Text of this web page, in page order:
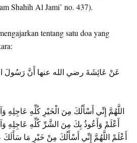
Shahih Al Jami’ no. 437).
tentang satu doa yang
اللَّهُمَّ إِنِّي أَسْأَلُكَ مِنَ الْخَيْرِ كُلِّهِ عَاجِلِهِ
أَعْلَمْ وَأَعُوذُ بِكَ مِنَ الشَّرِّ كُلِّهِ عَاجِلِهِ
أَعْلَمْ اللَّهُمَّ إِنِّي أَسْأَلُكَ مِنْ خَيْرِ مَا